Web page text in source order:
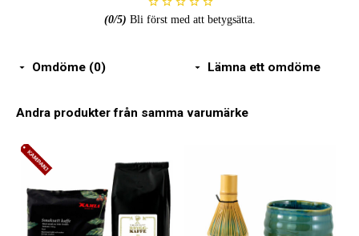
(0/5) Bli först med att betygsätta.
Omdöme (0) Lämna ett omdöme
Andra produkter från samma varumärke